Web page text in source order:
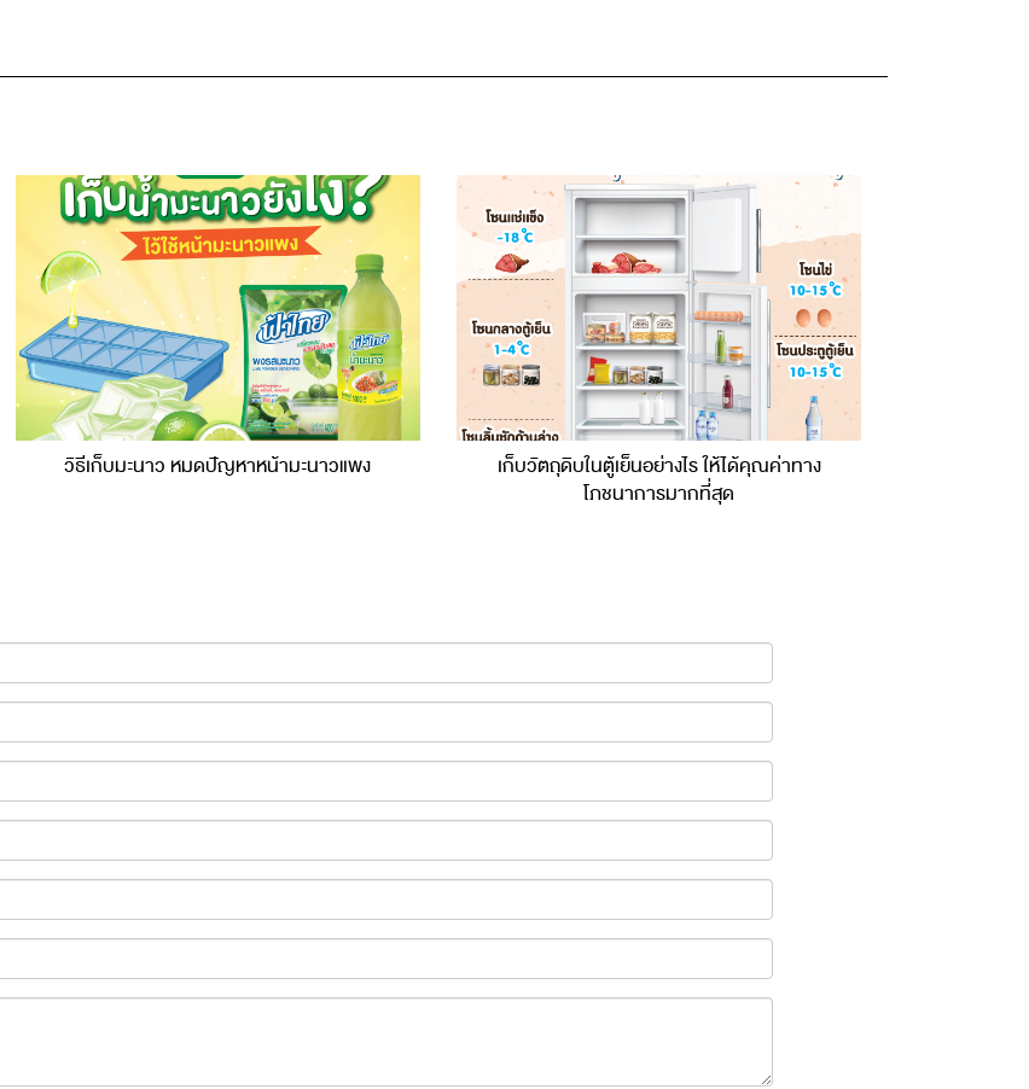
วิธีเก็บมะนาว หมดปัญหาหน้ามะนาวแพง
เก็บวัตถุดิบในตู้เย็นอย่างไร ให้ได้คุณค่าทาง
โภชนาการมากที่สุด